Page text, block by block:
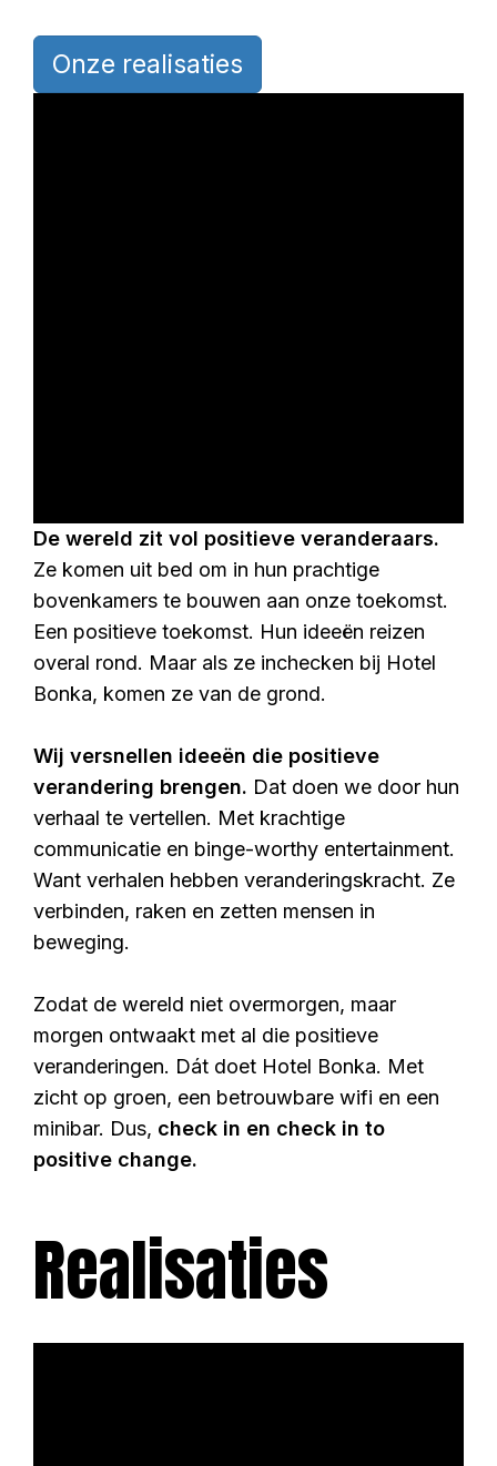
Onze realisaties
De wereld zit vol positieve veranderaars.
Ze komen uit bed om in hun prachtige
bovenkamers te bouwen aan onze toekomst.
Een positieve toekomst. Hun ideeën reizen
overal rond. Maar als ze inchecken bij Hotel
Bonka, komen ze van de grond.
Wij versnellen ideeën die positieve
verandering brengen. Dat doen we door hun
verhaal te vertellen. Met krachtige
communicatie en binge-worthy entertainment.
Want verhalen hebben veranderingskracht. Ze
verbinden, raken en zetten mensen in
beweging.
Zodat de wereld niet overmorgen, maar
morgen ontwaakt met al die positieve
veranderingen. Dát doet Hotel Bonka. Met
zicht op groen, een betrouwbare wifi en een
minibar. Dus, check in en check in to
positive change.
Realisaties